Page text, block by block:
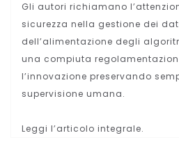
Gli autori richiamano
sicurezza nella gestione dei
dell’alimentazione degli
una compiuta
l’innovazione preservando
supervisione umana.
Leggi l’articolo integrale.